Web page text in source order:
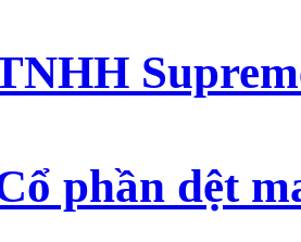
phần dệt